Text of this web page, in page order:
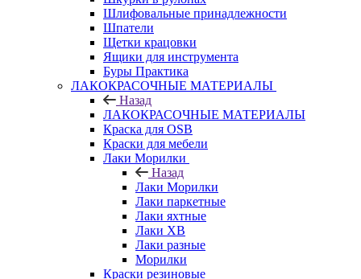
Шлифовальные принадлежности
Шпатели
Щетки крацовки
Ящики для инструмента
Буры Практика
ЛАКОКРАСОЧНЫЕ МАТЕРИАЛЫ
Назад
ЛАКОКРАСОЧНЫЕ МАТЕРИАЛЫ
Краска для OSB
Краски для мебели
Лаки Морилки
Назад
Лаки Морилки
Лаки паркетные
Лаки яхтные
Лаки ХВ
Лаки разные
Морилки
Краски резиновые